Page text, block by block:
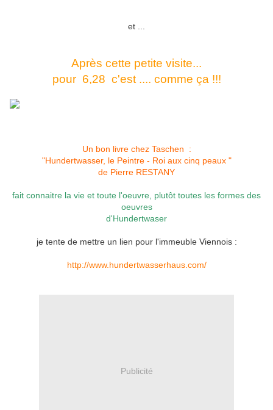
et ...
Après cette petite visite...
pour 6,28 c'est .... comme ça !!!
Un bon livre chez Taschen :
"Hundertwasser, le Peintre - Roi aux cinq peaux "
de Pierre RESTANY
fait connaitre la vie et toute l'oeuvre, plutôt toutes les formes des
oeuvres
d'Hundertwaser
je tente de mettre un lien pour l'immeuble Viennois :
http://www.hundertwasserhaus.com/
Publicité